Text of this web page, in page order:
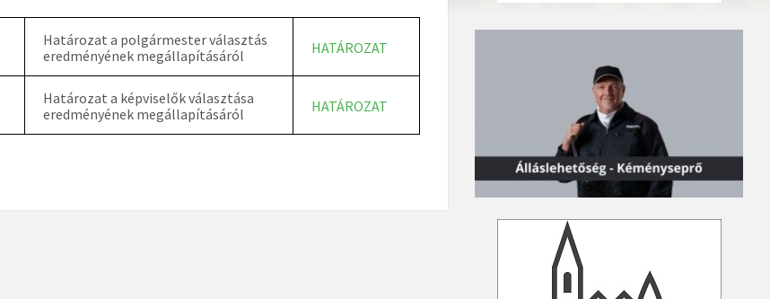
Határozat a polgármester választás
eredményének megállapításáról
HATÁROZAT
Határozat a képviselők választása
eredményének megállapításáról
HATÁROZAT